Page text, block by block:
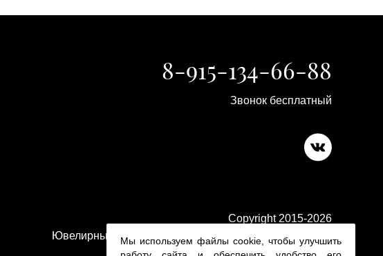
8-915-134-66-88
Звонок бесплатный
Copyright 2015-2026
Ювелирные изделия в ювелирном магазине Platina 24
Мы используем файлы cookie, чтобы улучшить